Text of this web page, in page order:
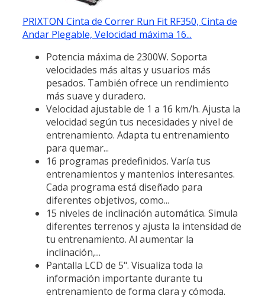
PRIXTON Cinta de Correr Run Fit RF350, Cinta de
Andar Plegable, Velocidad máxima 16...
Potencia máxima de 2300W. Soporta
velocidades más altas y usuarios más
pesados. También ofrece un rendimiento
más suave y duradero.
Velocidad ajustable de 1 a 16 km/h. Ajusta la
velocidad según tus necesidades y nivel de
entrenamiento. Adapta tu entrenamiento
para quemar...
16 programas predefinidos. Varía tus
entrenamientos y mantenlos interesantes.
Cada programa está diseñado para
diferentes objetivos, como...
15 niveles de inclinación automática. Simula
diferentes terrenos y ajusta la intensidad de
tu entrenamiento. Al aumentar la
inclinación,...
Pantalla LCD de 5". Visualiza toda la
información importante durante tu
entrenamiento de forma clara y cómoda.